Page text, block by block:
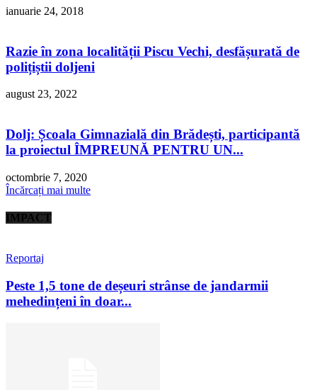
ianuarie 24, 2018
Razie în zona localității Piscu Vechi, desfășurată de
polițiștii doljeni
august 23, 2022
Dolj: Școala Gimnazială din Brădești, participantă
la proiectul ÎMPREUNĂ PENTRU UN...
octombrie 7, 2020
Încărcați mai multe
IMPACT
Reportaj
Peste 1,5 tone de deșeuri strânse de jandarmii
mehedințeni în doar...